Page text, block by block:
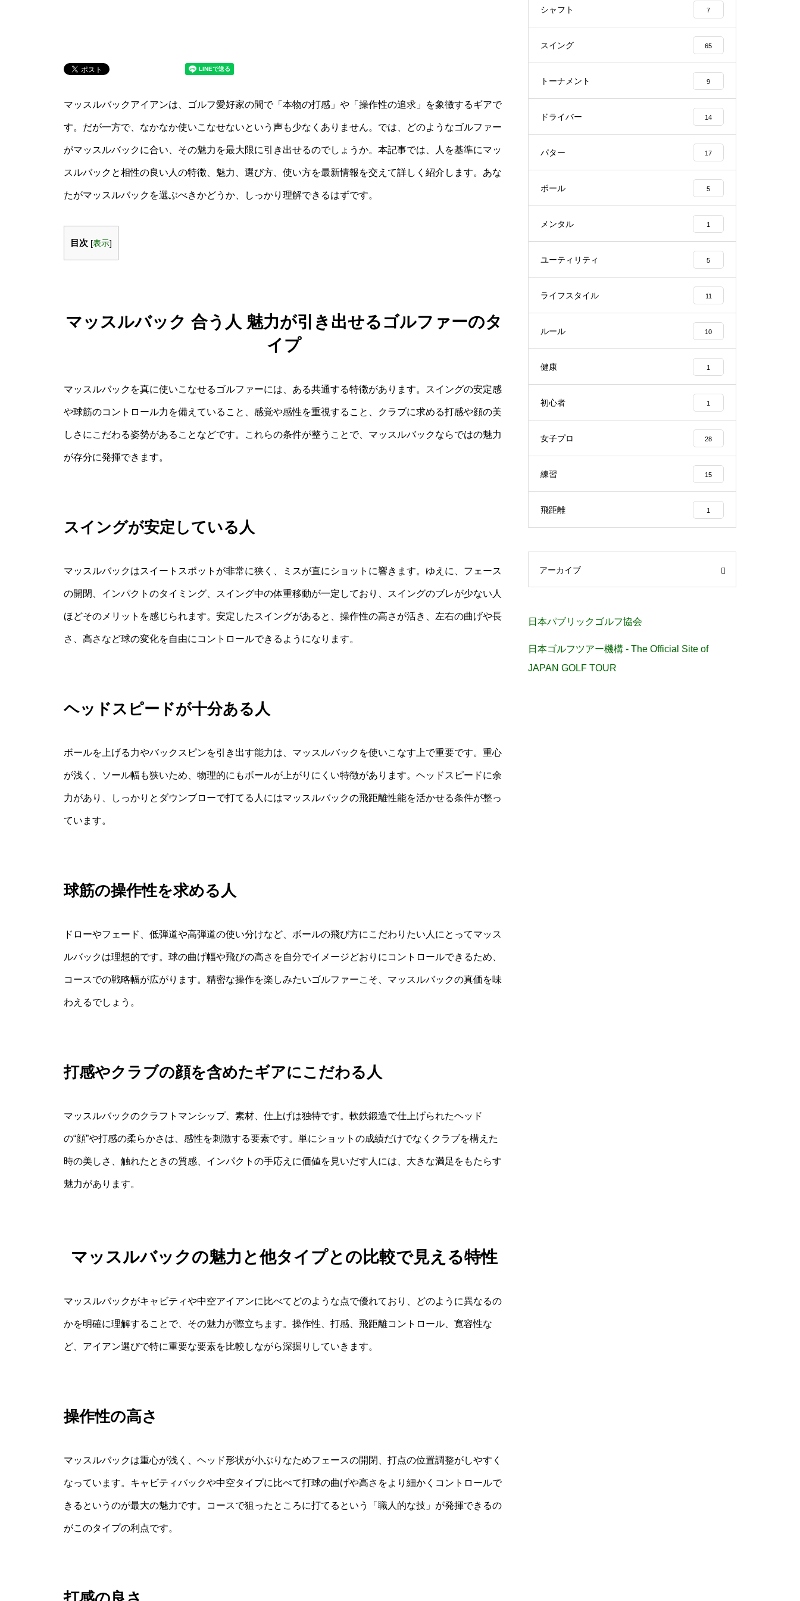
マッスルバックアイアンは、ゴルフ愛好家の間で「本物の打感」や「操作性の追求」を象徴するギアで
す。だが一方で、なかなか使いこなせないという声も少なくありません。では、どのようなゴルファー
がマッスルバックに合い、その魅力を最大限に引き出せるのでしょうか。本記事では、人を基準にマッ
スルバックと相性の良い人の特徴、魅力、選び方、使い方を最新情報を交えて詳しく紹介します。あな
たがマッスルバックを選ぶべきかどうか、しっかり理解できるはずです。
目次 [表示]
マッスルバック 合う人 魅力が引き出せるゴルファーのタ
イプ
マッスルバックを真に使いこなせるゴルファーには、ある共通する特徴があります。スイングの安定感
や球筋のコントロール力を備えていること、感覚や感性を重視すること、クラブに求める打感や顔の美
しさにこだわる姿勢があることなどです。これらの条件が整うことで、マッスルバックならではの魅力
が存分に発揮できます。
スイングが安定している人
マッスルバックはスイートスポットが非常に狭く、ミスが直にショットに響きます。ゆえに、フェース
の開閉、インパクトのタイミング、スイング中の体重移動が一定しており、スイングのブレが少ない人
ほどそのメリットを感じられます。安定したスイングがあると、操作性の高さが活き、左右の曲げや長
さ、高さなど球の変化を自由にコントロールできるようになります。
ヘッドスピードが十分ある人
ボールを上げる力やバックスピンを引き出す能力は、マッスルバックを使いこなす上で重要です。重心
が浅く、ソール幅も狭いため、物理的にもボールが上がりにくい特徴があります。ヘッドスピードに余
力があり、しっかりとダウンブローで打てる人にはマッスルバックの飛距離性能を活かせる条件が整っ
ています。
球筋の操作性を求める人
ドローやフェード、低弾道や高弾道の使い分けなど、ボールの飛び方にこだわりたい人にとってマッス
ルバックは理想的です。球の曲げ幅や飛びの高さを自分でイメージどおりにコントロールできるため、
コースでの戦略幅が広がります。精密な操作を楽しみたいゴルファーこそ、マッスルバックの真価を味
わえるでしょう。
打感やクラブの顔を含めたギアにこだわる人
マッスルバックのクラフトマンシップ、素材、仕上げは独特です。軟鉄鍛造で仕上げられたヘッド
の“顔”や打感の柔らかさは、感性を刺激する要素です。単にショットの成績だけでなくクラブを構えた
時の美しさ、触れたときの質感、インパクトの手応えに価値を見いだす人には、大きな満足をもたらす
魅力があります。
マッスルバックの魅力と他タイプとの比較で見える特性
マッスルバックがキャビティや中空アイアンに比べてどのような点で優れており、どのように異なるの
かを明確に理解することで、その魅力が際立ちます。操作性、打感、飛距離コントロール、寛容性な
ど、アイアン選びで特に重要な要素を比較しながら深掘りしていきます。
操作性の高さ
マッスルバックは重心が浅く、ヘッド形状が小ぶりなためフェースの開閉、打点の位置調整がしやすく
なっています。キャビティバックや中空タイプに比べて打球の曲げや高さをより細かくコントロールで
きるというのが最大の魅力です。コースで狙ったところに打てるという「職人的な技」が発揮できるの
がこのタイプの利点です。
シャフト 7
スイング 65
トーナメント 9
ドライバー 14
パター 17
ボール 5
メンタル 1
ユーティリティ 5
ライフスタイル 11
ルール 10
健康 1
初心者 1
女子プロ 28
練習 15
飛距離 1
アーカイブ
日本パブリックゴルフ協会
日本ゴルフツアー機構 - The Official Site of
JAPAN GOLF TOUR